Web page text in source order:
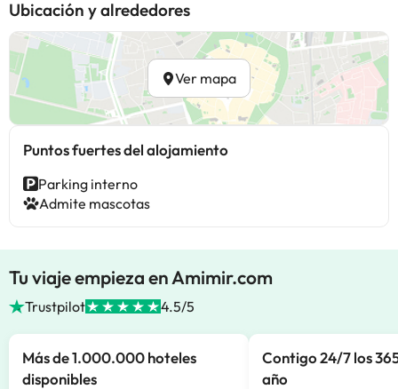
Ubicación y alrededores
Ver mapa
Puntos fuertes del alojamiento
Parking interno
Admite mascotas
Tu viaje empieza en Amimir.com
Trustpilot 4.5/5
Más de 1.000.000 hoteles
disponibles
Contigo 24/7 los
año